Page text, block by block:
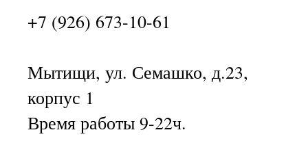
+7 (926) 673-10-61
Мытищи, ул. Семашко, д.23,
корпус 1
Время работы 9-22ч.